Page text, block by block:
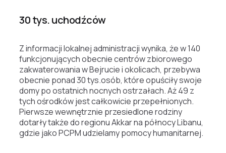
30 tys. uchodźców
Z informacji lokalnej administracji wynika, że w 140
funkcjonujących obecnie centrów zbiorowego
zakwaterowania w Bejrucie i okolicach, przebywa
obecnie ponad 30 tys.osób, które opuściły swoje
domy po ostatnich nocnych ostrzałach. Aż 49 z
tych ośrodków jest całkowicie przepełnionych.
Pierwsze wewnętrznie przesiedlone rodziny
dotarły także do regionu Akkar na północy Libanu,
gdzie jako PCPM udzielamy pomocy humanitarnej.